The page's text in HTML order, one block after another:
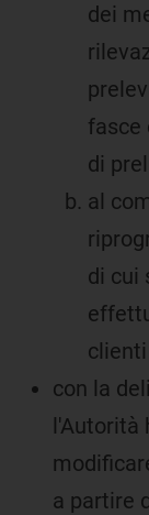
dei
fasce
di
al
di cui
con la
l'Autorità
a partire